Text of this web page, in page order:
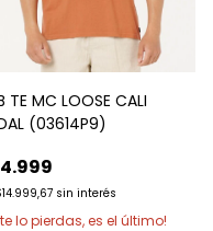
TE MC LOOSE CALI
(03614P9)
sin interés
te lo pierdas, es el último!